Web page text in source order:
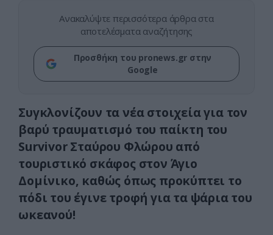
Ανακαλύψτε περισσότερα άρθρα στα
αποτελέσματα αναζήτησης
Προσθήκη του pronews.gr στην
Google
Συγκλονίζουν τα νέα στοιχεία για τον
βαρύ τραυματισμό του παίκτη του
Survivor Σταύρου Φλώρου από
τουριστικό σκάφος στον Άγιο
Δομίνικο, καθώς όπως προκύπτει το
πόδι του έγινε τροφή για τα ψάρια του
ωκεανού!